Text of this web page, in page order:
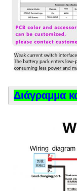
Διάγραμμα